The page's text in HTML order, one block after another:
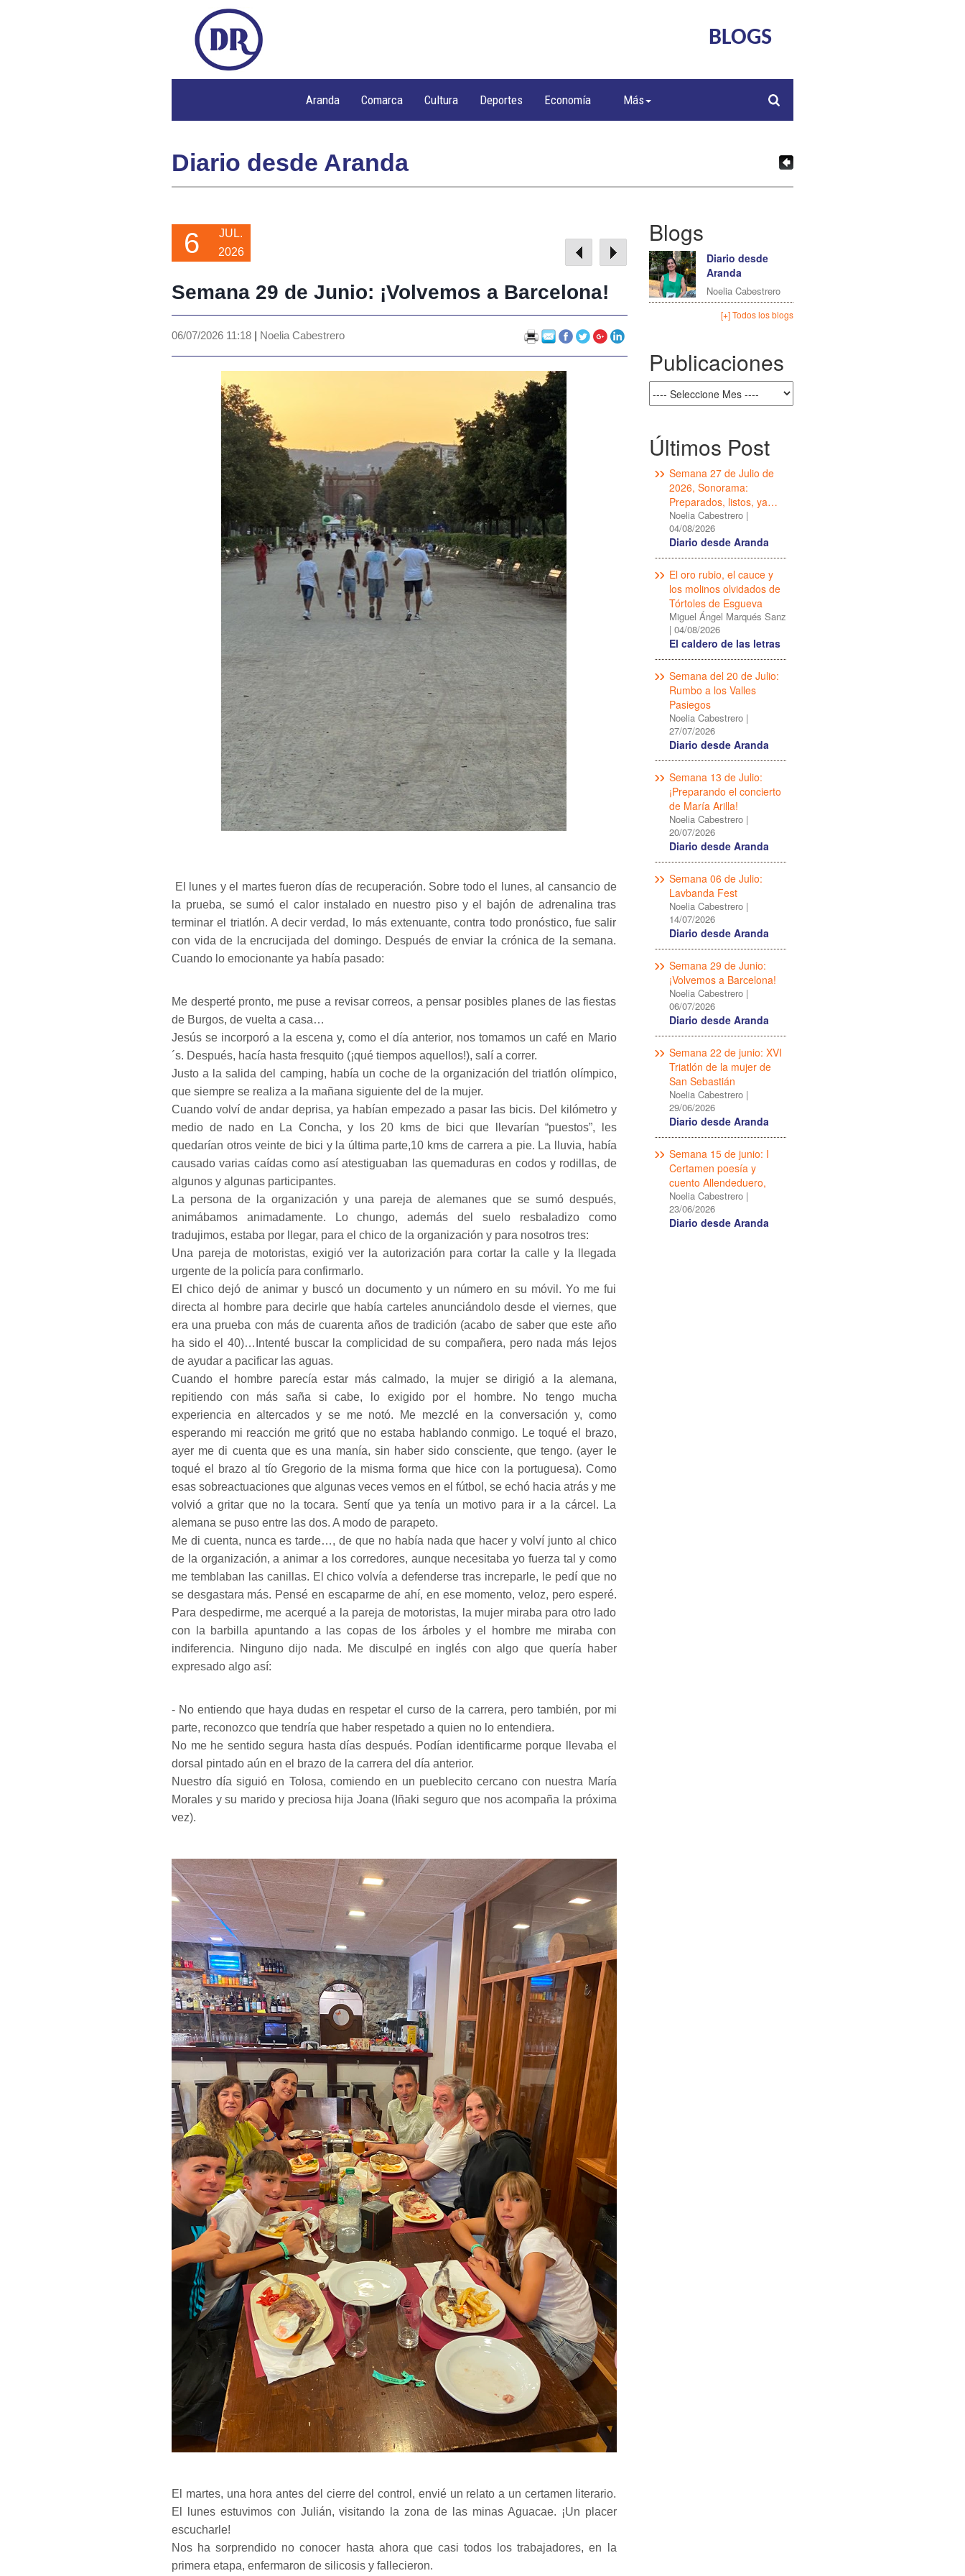
BLOGS
Aranda Comarca Cultura Deportes Economía Más
Diario desde Aranda
6
JUL.
2026
Semana 29 de Junio: ¡Volvemos a Barcelona!
06/07/2026 11:18 | Noelia Cabestrero
El lunes y el martes fueron días de recuperación. Sobre todo el lunes, al cansancio de
la prueba, se sumó el calor instalado en nuestro piso y el bajón de adrenalina tras
terminar el triatlón. A decir verdad, lo más extenuante, contra todo pronóstico, fue salir
con vida de la encrucijada del domingo. Después de enviar la crónica de la semana.
Cuando lo emocionante ya había pasado:
Me desperté pronto, me puse a revisar correos, a pensar posibles planes de las fiestas
de Burgos, de vuelta a casa…
Jesús se incorporó a la escena y, como el día anterior, nos tomamos un café en Mario
´s. Después, hacía hasta fresquito (¡qué tiempos aquellos!), salí a correr.
Justo a la salida del camping, había un coche de la organización del triatlón olímpico,
que siempre se realiza a la mañana siguiente del de la mujer.
Cuando volví de andar deprisa, ya habían empezado a pasar las bicis. Del kilómetro y
medio de nado en La Concha, y los 20 kms de bici que llevarían “puestos”, les
quedarían otros veinte de bici y la última parte,10 kms de carrera a pie. La lluvia, había
causado varias caídas como así atestiguaban las quemaduras en codos y rodillas, de
algunos y algunas participantes.
La persona de la organización y una pareja de alemanes que se sumó después,
animábamos animadamente. Lo chungo, además del suelo resbaladizo como
tradujimos, estaba por llegar, para el chico de la organización y para nosotros tres:
Una pareja de motoristas, exigió ver la autorización para cortar la calle y la llegada
urgente de la policía para confirmarlo.
El chico dejó de animar y buscó un documento y un número en su móvil. Yo me fui
directa al hombre para decirle que había carteles anunciándolo desde el viernes, que
era una prueba con más de cuarenta años de tradición (acabo de saber que este año
ha sido el 40)…Intenté buscar la complicidad de su compañera, pero nada más lejos
de ayudar a pacificar las aguas.
Cuando el hombre parecía estar más calmado, la mujer se dirigió a la alemana,
repitiendo con más saña si cabe, lo exigido por el hombre. No tengo mucha
experiencia en altercados y se me notó. Me mezclé en la conversación y, como
esperando mi reacción me gritó que no estaba hablando conmigo. Le toqué el brazo,
ayer me di cuenta que es una manía, sin haber sido consciente, que tengo. (ayer le
toqué el brazo al tío Gregorio de la misma forma que hice con la portuguesa). Como
esas sobreactuaciones que algunas veces vemos en el fútbol, se echó hacia atrás y me
volvió a gritar que no la tocara. Sentí que ya tenía un motivo para ir a la cárcel. La
alemana se puso entre las dos. A modo de parapeto.
Me di cuenta, nunca es tarde…, de que no había nada que hacer y volví junto al chico
de la organización, a animar a los corredores, aunque necesitaba yo fuerza tal y como
me temblaban las canillas. El chico volvía a defenderse tras increparle, le pedí que no
se desgastara más. Pensé en escaparme de ahí, en ese momento, veloz, pero esperé.
Para despedirme, me acerqué a la pareja de motoristas, la mujer miraba para otro lado
con la barbilla apuntando a las copas de los árboles y el hombre me miraba con
indiferencia. Ninguno dijo nada. Me disculpé en inglés con algo que quería haber
expresado algo así:
- No entiendo que haya dudas en respetar el curso de la carrera, pero también, por mi
parte, reconozco que tendría que haber respetado a quien no lo entendiera.
No me he sentido segura hasta días después. Podían identificarme porque llevaba el
dorsal pintado aún en el brazo de la carrera del día anterior.
Nuestro día siguió en Tolosa, comiendo en un pueblecito cercano con nuestra María
Morales y su marido y preciosa hija Joana (Iñaki seguro que nos acompaña la próxima
vez).
El martes, una hora antes del cierre del control, envié un relato a un certamen literario.
El lunes estuvimos con Julián, visitando la zona de las minas Aguacae. ¡Un placer
escucharle!
Nos ha sorprendido no conocer hasta ahora que casi todos los trabajadores, en la
primera etapa, enfermaron de silicosis y fallecieron.
Blogs
Diario desde
Aranda
Noelia Cabestrero
[+] Todos los blogs
Publicaciones
Últimos Post
Semana 27 de Julio de
2026, Sonorama:
Preparados, listos, ya…
Noelia Cabestrero|
04/08/2026
Diario desde Aranda
El oro rubio, el cauce y
los molinos olvidados de
Tórtoles de Esgueva
Miguel Ángel Marqués Sanz
| 04/08/2026
El caldero de las letras
Semana del 20 de Julio:
Rumbo a los Valles
Pasiegos
Noelia Cabestrero|
27/07/2026
Diario desde Aranda
Semana 13 de Julio:
¡Preparando el concierto
de María Arilla!
Noelia Cabestrero|
20/07/2026
Diario desde Aranda
Semana 06 de Julio:
Lavbanda Fest
Noelia Cabestrero|
14/07/2026
Diario desde Aranda
Semana 29 de Junio:
¡Volvemos a Barcelona!
Noelia Cabestrero|
06/07/2026
Diario desde Aranda
Semana 22 de junio: XVI
Triatlón de la mujer de
San Sebastián
Noelia Cabestrero|
29/06/2026
Diario desde Aranda
Semana 15 de junio: I
Certamen poesía y
cuento Allendeduero,
Noelia Cabestrero|
23/06/2026
Diario desde Aranda